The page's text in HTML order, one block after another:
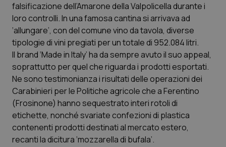
Puglia
Sardegna
Sicilia
Toscana
Umbria
Valle D’Aosta
Malattie rare
Malattia di Crohn & Rettocolite Ulcerosa
Neuroscienze & patologie neurodegenerative
Obesità
Oftalmologia
Oncodermatologia
falsificazione dell’Amarone della Valpolicella durante i
loro controlli. In una famosa cantina si arrivava ad
‘allungare’, con del comune vino da tavola, diverse
tipologie di vini pregiati per un totale di 952.084 litri.
Il brand ‘Made in Italy’ ha da sempre avuto il suo appeal,
soprattutto per quel che riguarda i prodotti esportati.
Ne sono testimonianza i risultati delle operazioni dei
Carabinieri per le Politiche agricole che a Ferentino
(Frosinone) hanno sequestrato interi rotoli di
etichette, nonché svariate confezioni di plastica
contenenti prodotti destinati al mercato estero,
recanti la dicitura ‘mozzarella di bufala’.